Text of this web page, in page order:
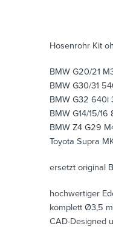
Hosenrohr Kit
BMW G20/21
BMW G30/31
BMW G32 640i
BMW G14/15/
BMW Z4 G29
Toyota Supra
ersetzt original
hochwertiger
komplett Ø3,5
CAD-Designed